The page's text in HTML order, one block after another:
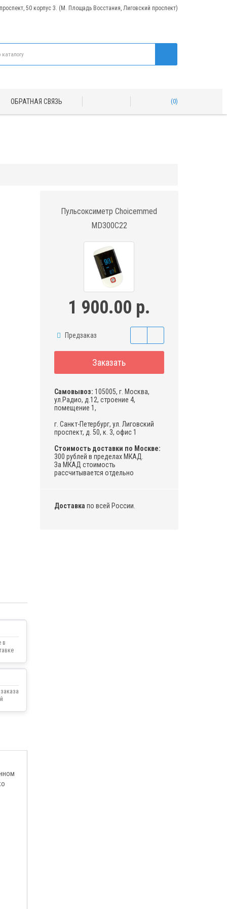
50 корпус 3. (М. Площадь Восстания, Лиговский проспект)
ОБРАТНАЯ СВЯЗЬ 0
Пульсоксиметр Choicemmed
MD300C22
1 900.00 р.
Предзаказ
Заказать
Самовывоз: 105005, г. Москва,
ул.Радио, д.12, строение 4,
помещение 1,
г. Санкт-Петербург, ул. Лиговский
проспект, д. 50, к. 3, офис 1
Стоимость доставки по Москве:
300 рублей в пределах МКАД.
За МКАД стоимость
рассчитывается отдельно
Доставка по всей России.
в